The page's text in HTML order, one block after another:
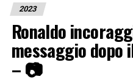
2023
Ronaldo
messaggio dopo
– 📷